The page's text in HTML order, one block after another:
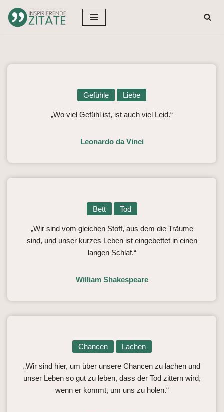
Zum
Gefühle Liebe
„Wo viel Gefühl ist, ist auch viel Leid.“
Leonardo da Vinci
Bett Tod
„Wir sind vom gleichen Stoff, aus dem die Träume
sind, und unser kurzes Leben ist eingebettet in einen
langen Schlaf.“
William Shakespeare
Chancen Lachen
„Wir sind hier, um über unsere Chancen zu lachen und
unser Leben so gut zu leben, dass der Tod zittern wird,
wenn er kommt, um uns zu holen.“